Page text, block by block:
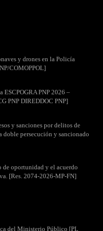
y drones en la Policía
COMOPPOL]
ESCPOGRA PNP 2026 –
PNP DIREDDOC PNP]
y sanciones por delitos de
persecución y sancionado
oportunidad y el acuerdo
[Res. 2074-2026-MP-FN]
del Ministerio Público [PL